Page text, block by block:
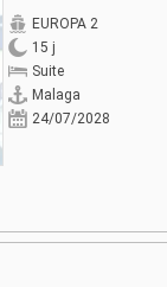
EUROPA 2
15 j
Suite
Malaga
24/07/2028